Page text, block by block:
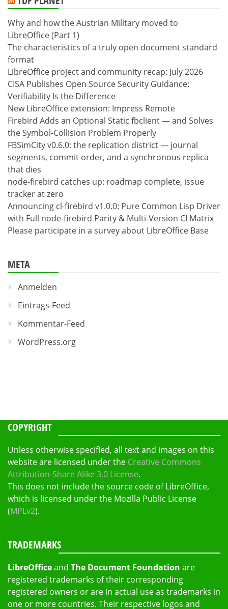
Why and how the Austrian Military moved to
LibreOffice (Part 1)
The characteristics of a truly open document standard
format
LibreOffice project and community recap: July 2026
CISA Publishes Open Source Security Guidance:
Verifiability Is the Difference
New LibreOffice extension: Impress Remote
Firebird Adds an Optional Static fbclient — and Solves
the Symbol-Collision Problem Properly
FBSimCity v0.6.0: the replication district — journal
segments, commit order, and a synchronous replica
that dies
node-firebird catches up: roadmap complete, issue
tracker at zero
Announcing cl-firebird v1.0.0: Pure Common Lisp Driver
with Full node-firebird Parity & Multi-Version CI Matrix
Please participate in a survey about LibreOffice Base
META
Anmelden
Eintrags-Feed
Kommentar-Feed
WordPress.org
COPYRIGHT
Unless otherwise specified, all text and images on this
website are licensed under the Creative Commons
Attribution-Share Alike 3.0 License.
This does not include the source code of LibreOffice,
which is licensed under the Mozilla Public License
(MPLv2).
TRADEMARKS
LibreOfficeand The Document Foundation are
registered trademarks of their corresponding
registered owners or are in actual use as trademarks in
one or more countries. Their respective logos and